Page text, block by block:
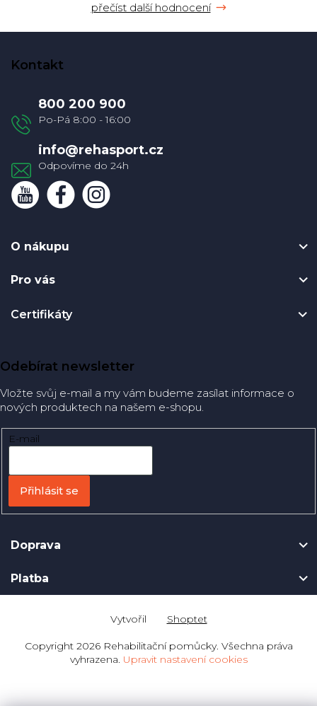
přečíst další hodnocení
Kontakt
info@rehasport.cz
800 200 900
O nákupu
Pro vás
Certifikáty
Doprava
Platba
Odebírat newsletter
Vložte svůj e-mail a my vám budeme zasílat informace o
nových produktech na našem e-shopu.
E-mail
Přihlásit se
Shoptet
Copyright 2026 Rehabilitační pomůcky. Všechna práva
vyhrazena. Upravit nastavení cookies